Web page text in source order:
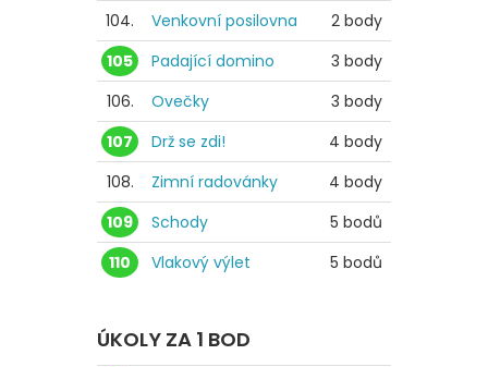
104.
Venkovní posilovna
2 body
105
Padající domino
3 body
106.
Ovečky
3 body
107
Drž se zdi!
4 body
108.
Zimní radovánky
4 body
109
Schody
5 bodů
110
Vlakový výlet 5 bodů
ÚKOLY ZA 1 BOD